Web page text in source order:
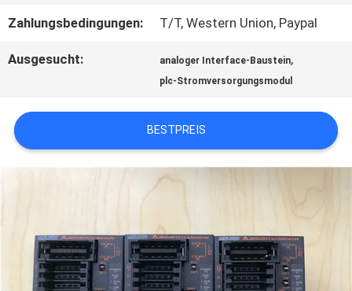
NACHRICHTEN
FÄLLE
SITEMAP
Zahlungsbedingungen: T/T, Western Union, Paypal
Ausgesucht: analoger Interface-Baustein,
plc-Stromversorgungsmodul
BESTPREIS